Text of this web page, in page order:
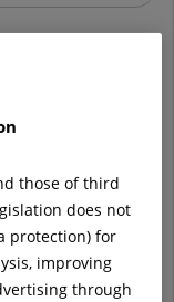
those of third
does not
protection) for
improving
through